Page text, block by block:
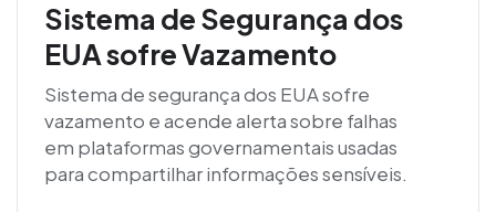
Sistema de Segurança dos
EUA sofre Vazamento
Sistema de segurança dos EUA sofre
vazamento e acende alerta sobre falhas
em plataformas governamentais usadas
para compartilhar informações sensíveis.